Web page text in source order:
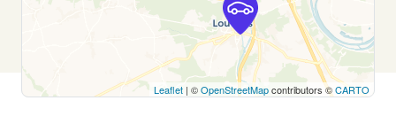
Leaflet | ©OpenStreetMapcontributors ©CARTO